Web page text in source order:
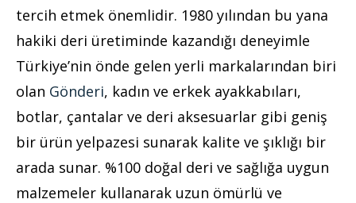
tercih etmek önemlidir. 1980 yılından bu yana
hakiki deri üretiminde kazandığı deneyimle
Türkiye’nin önde gelen yerli markalarından biri
olan Gönderi, kadın ve erkek ayakkabıları,
botlar, çantalar ve deri aksesuarlar gibi geniş
bir ürün yelpazesi sunarak kalite ve şıklığı bir
arada sunar. %100 doğal deri ve sağlığa uygun
malzemeler kullanarak uzun ömürlü ve